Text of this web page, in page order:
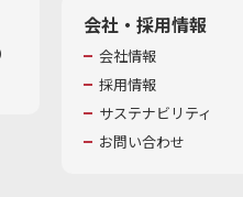
会社・採用情報
会社情報
採用情報
サステナビリティ
お問い合わせ